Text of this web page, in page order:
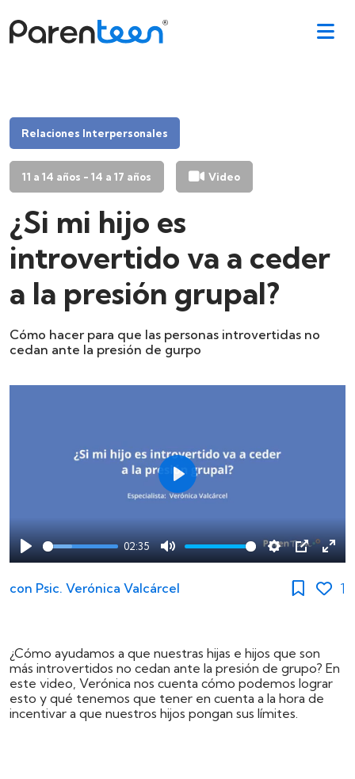
Relaciones Interpersonales
11 a 14 años - 14 a 17 años Video
¿Si mi hijo es
introvertido va a ceder
a la presión grupal?
Cómo hacer para que las personas introvertidas no
cedan ante la presión de gurpo
Play
02:35
Mute Settings
PIP
Play
con Psic. Verónica Valcárcel 1
¿Cómo ayudamos a que nuestras hijas e hijos que son
más introvertidos no cedan ante la presión de grupo? En
este video, Verónica nos cuenta cómo podemos lograr
esto y qué tenemos que tener en cuenta a la hora de
incentivar a que nuestros hijos pongan sus límites.